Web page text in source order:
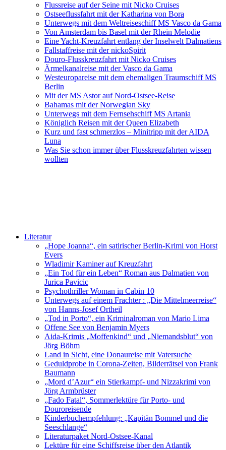
Flussreise auf der Seine mit Nicko Cruises
Ostseeflussfahrt mit der Katharina von Bora
Unterwegs mit dem Weltreiseschiff MS Vasco da Gama
Von Amsterdam bis Basel mit der Rhein Melodie
Eine Yacht-Kreuzfahrt entlang der Inselwelt Dalmatiens
Fallstaffreise mit der nickoSpirit
Douro-Flusskreuzfahrt mit Nicko Cruises
Ärmelkanalreise mit der Vasco da Gama
Westeuropareise mit dem ehemaligen Traumschiff MS
Berlin
Mit der MS Astor auf Nord-Ostsee-Reise
Bahamas mit der Norwegian Sky
Unterwegs mit dem Fernsehschiff MS Artania
Königlich Reisen mit der Queen Elizabeth
Kurz und fast schmerzlos – Minitripp mit der AIDA
Luna
Was Sie schon immer über Flusskreuzfahrten wissen
wollten
Literatur
„Hope Joanna“, ein satirischer Berlin-Krimi von Horst
Evers
Wladimir Kaminer auf Kreuzfahrt
„Ein Tod für ein Leben“ Roman aus Dalmatien von
Jurica Pavicic
Psychothriller Woman in Cabin 10
Unterwegs auf einem Frachter : „Die Mittelmeerreise“
von Hanns-Josef Ortheil
„Tod in Porto“, ein Kriminalroman von Mario Lima
Offene See von Benjamin Myers
Aida-Krimis „Moffenkind“ und „Niemandsblut“ von
Jörg Böhm
Land in Sicht, eine Donaureise mit Vatersuche
Geduldprobe in Corona-Zeiten, Bilderrätsel von Frank
Baumann
„Mord d’Azur“ ein Stierkampf- und Nizzakrimi von
Jörg Armbrüster
„Fado Fatal“, Sommerlektüre für Porto- und
Douroreisende
Kinderbuchempfehlung: „Kapitän Bommel und die
Seeschlange“
Literaturpaket Nord-Ostsee-Kanal
Lektüre für eine Schiffsreise über den Atlantik